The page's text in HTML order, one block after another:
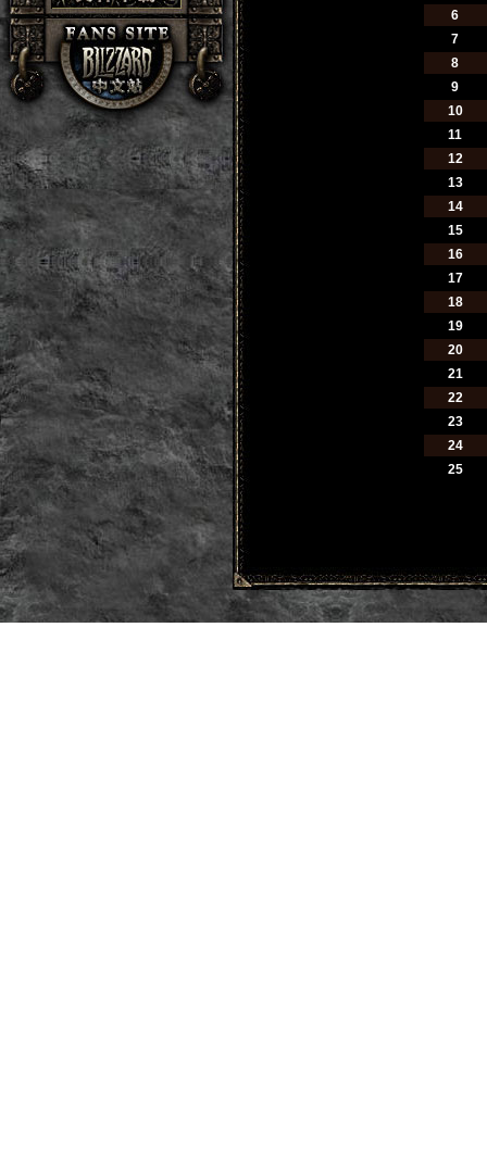
6
7
8
9
10
11
12
13
14
15
16
17
18
19
20
21
22
23
24
25